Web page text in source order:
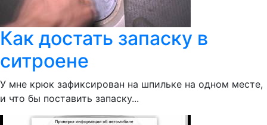
Как достать запаску в
ситроене
У мне крюк зафиксирован на шпильке на одном месте,
и что бы поставить запаску...